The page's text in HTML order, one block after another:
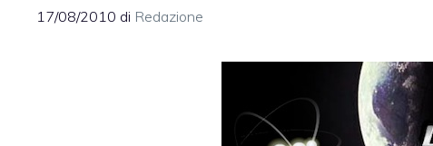
17/08/2010 di Redazione